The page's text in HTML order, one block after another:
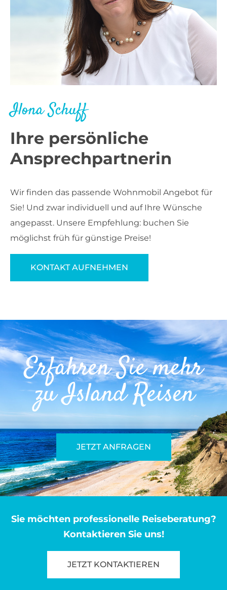
Ilona Schuff
Ihre persönliche
Ansprechpartnerin
Wir finden das passende Wohnmobil Angebot für
Sie! Und zwar individuell und auf Ihre Wünsche
angepasst. Unsere Empfehlung: buchen Sie
möglichst früh für günstige Preise!
KONTAKT AUFNEHMEN
Erfahren Sie mehr
zu Island Reisen
JETZT ANFRAGEN
Sie möchten professionelle Reiseberatung?
Kontaktieren Sie uns!
JETZT KONTAKTIEREN